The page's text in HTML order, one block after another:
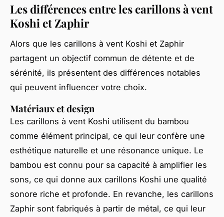
Les différences entre les carillons à vent
Koshi et Zaphir
Alors que les carillons à vent Koshi et Zaphir
partagent un objectif commun de détente et de
sérénité, ils présentent des différences notables
qui peuvent influencer votre choix.
Matériaux et design
Les carillons à vent Koshi utilisent du bambou
comme élément principal, ce qui leur confère une
esthétique naturelle et une résonance unique. Le
bambou est connu pour sa capacité à amplifier les
sons, ce qui donne aux carillons Koshi une qualité
sonore riche et profonde. En revanche, les carillons
Zaphir sont fabriqués à partir de métal, ce qui leur